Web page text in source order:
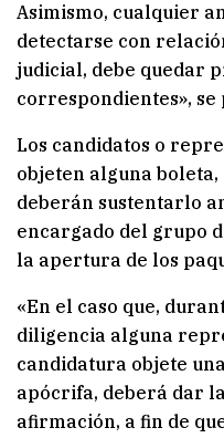
Asimismo, cualquier
detectarse con
judicial, debe quedar
correspondientes», se
Los candidatos o
objeten alguna
deberán sustentarlo
encargado del grupo
la apertura de los
«En el caso que,
diligencia alguna
candidatura objete
apócrifa, deberá dar
afirmación, a fin de